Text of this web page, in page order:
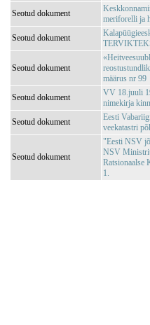
Seotud dokument
meriforelli ja
Seotud dokument
Seotud dokument
määrus nr 99
Seotud dokument
VV 18.juuli
nimekirja
Seotud dokument
Eesti
veekatastri
Seotud dokument
"Eesti NSV
NSV
Ratsionaalse
1.